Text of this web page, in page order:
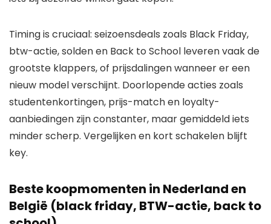
Timing is cruciaal: seizoensdeals zoals Black Friday,
btw-actie, solden en Back to School leveren vaak de
grootste klappers, of prijsdalingen wanneer er een
nieuw model verschijnt. Doorlopende acties zoals
studentenkortingen, prijs-match en loyalty-
aanbiedingen zijn constanter, maar gemiddeld iets
minder scherp. Vergelijken en kort schakelen blijft
key.
Beste koopmomenten in Nederland en
België (black friday, BTW-actie, back to